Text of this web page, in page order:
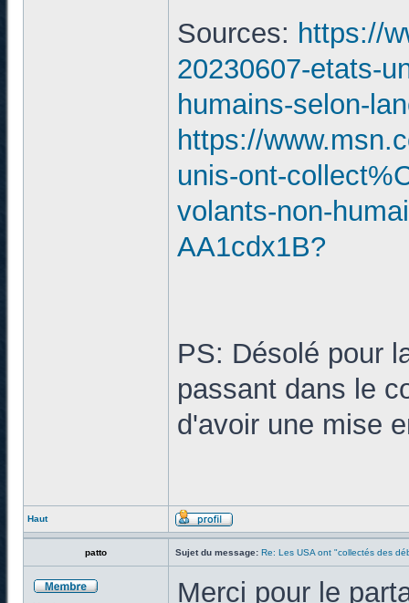
Sources: https://
20230607-etats-
humains-selon-
https://
unis-ont-
volants-non-
AA1cdx1B?
PS: Désolé pour
passant dans le
d'avoir une mise
Haut
patto Sujet du message: Re: Les USA ont "collectés des
Merci pour le